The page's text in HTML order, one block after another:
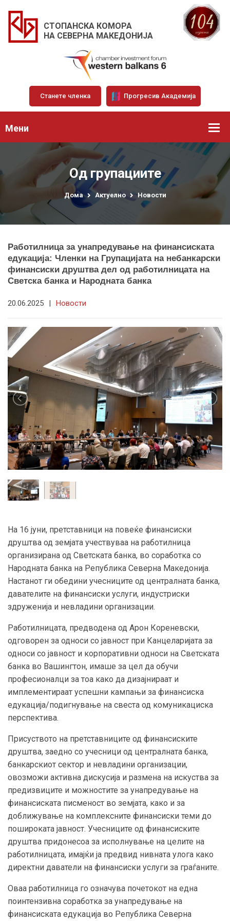
СТОПАНСКА КОМОРА
НА СЕВЕРНА МАКЕДОНИЈА
Станете членка Прогресив Академија
Мени
Од групациите
Дома Актуелно Новости
Работилница за унапредување на финансиската
едукација: Членки на Групацијата на небанкарски
финансиски друштва дел од работилницата на
Светска банка и Народната банка
20.06.2025 | Новости
На 16 јуни, претставници на повеќе финансиски
друштва од земјата учествуваа на работилница
организирана од Светската банка, во соработка со
Народната банка на Република Северна Македонија.
Настанот ги обедини учесниците од централната банка,
давателите на финансиски услуги, индустриски
здруженија и невладини организации.
Работилницата, предводена од Арон Кореневски,
одговорен за односи со јавност при Канцеларијата за
односи со јавност и корпоративни односи на Светската
банка во Вашингтон, имаше за цел да обучи
професионалци за тоа како да дизајнираат и
имплементираат успешни кампањи за финансиска
едукација/подигнување на свеста од комуникациска
перспектива.
Присуството на претставниците од финансиските
друштва, заедно со учесници од централната банка,
банкарскиот сектор и невладини организации,
овозможи активна дискусија и размена на искуства за
предизвиците и можностите за унапредување на
финансиската писменост во земјата, како и за
доближување на комплексните финансиски теми до
пошироката јавност. Учесниците од финансиските
друштва придонесоа за исполнување на целите на
работилницата, имајќи ја предвид нивната улога како
директни даватели на финансиски услуги за граѓаните.
Оваа работилница го означува почетокот на една
поинтензивна соработка за унапредување на
финансиската едукација во Република Северна